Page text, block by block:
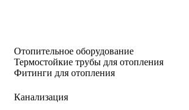
Отопительное оборудование
Термостойкие трубы для отопления
Фитинги для отопления
Канализация